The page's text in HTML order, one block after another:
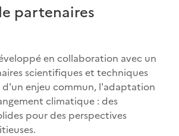
partenaires
en collaboration avec un
scientifiques et techniques
d'un enjeu commun, l'adaptation
climatique : des
pour des perspectives